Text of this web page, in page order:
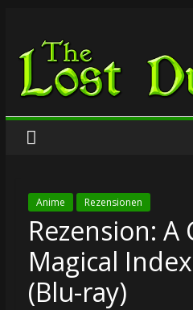
springen
The
Lost
Dungeon
Anime Rezensionen
Rezension: A
Magical
(Blu-ray)